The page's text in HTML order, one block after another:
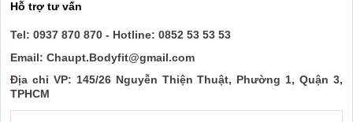
Hỗ trợ tư vấn
Tel: 0937 870 870 - Hotline: 0852 53 53 53
Email: Chaupt.Bodyfit@gmail.com
Địa chỉ VP: 145/26 Nguyễn Thiện Thuật, Phường 1, Quận 3,
TPHCM